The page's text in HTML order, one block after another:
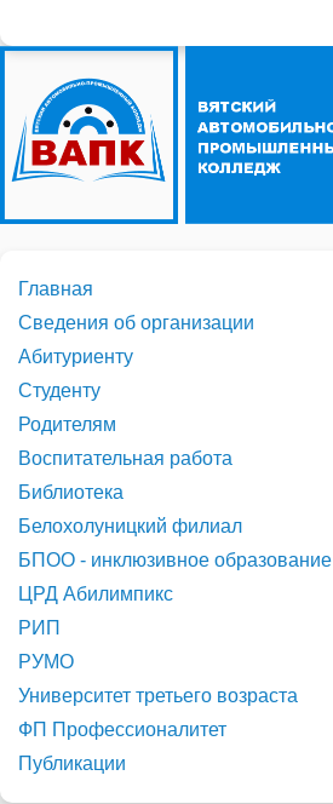
Главная
Сведения об организации
Абитуриенту
Студенту
Родителям
Воспитательная работа
Библиотека
Белохолуницкий филиал
БПОО - инклюзивное образование
ЦРД Абилимпикс
РИП
РУМО
Университет третьего возраста
ФП Профессионалитет
Публикации